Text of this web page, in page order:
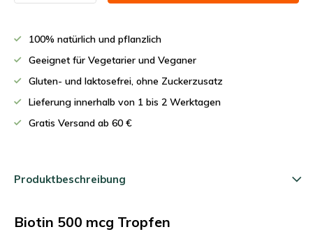
100% natürlich und pflanzlich
Geeignet für Vegetarier und Veganer
Gluten- und laktosefrei, ohne Zuckerzusatz
Lieferung innerhalb von 1 bis 2 Werktagen
Gratis Versand ab 60 €
Produktbeschreibung
Biotin 500 mcg Tropfen